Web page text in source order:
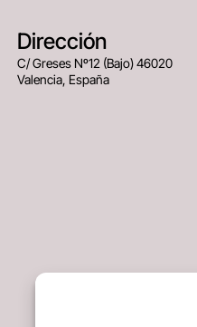
Dirección
C/ Greses Nº12 (Bajo) 46020
Valencia, España